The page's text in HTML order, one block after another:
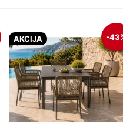
AKCIJA -